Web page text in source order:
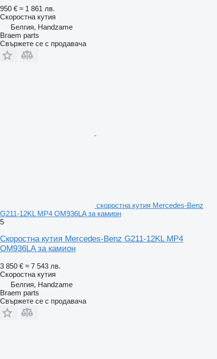
950 € ≈ 1 861 лв.
Скоростна кутия
Белгия, Handzame
Braem parts
Свържете се с продавача
скоростна кутия Mercedes-Benz
G211-12KL MP4 OM936LA за камион
5
Скоростна кутия Mercedes-Benz G211-12KL MP4
OM936LA за камион
3 850 € ≈ 7 543 лв.
Скоростна кутия
Белгия, Handzame
Braem parts
Свържете се с продавача